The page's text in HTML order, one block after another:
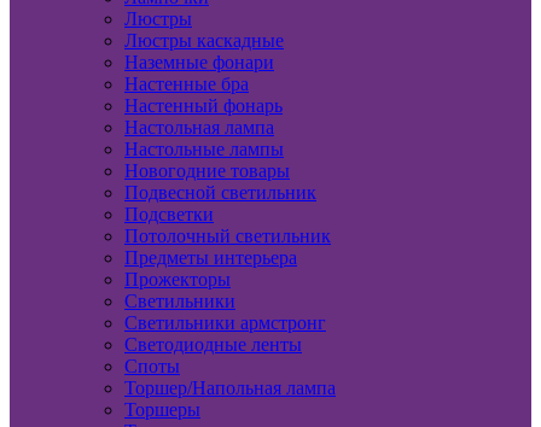
Люстры
Люстры каскадные
Наземные фонари
Настенные бра
Настенный фонарь
Настольная лампа
Настольные лампы
Новогодние товары
Подвесной светильник
Подсветки
Потолочный светильник
Предметы интерьера
Прожекторы
Светильники
Светильники армстронг
Светодиодные ленты
Споты
Торшер/Напольная лампа
Торшеры